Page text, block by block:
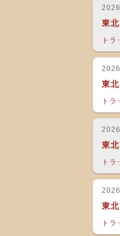
東
ト
東
ト
東
ト
東
ト